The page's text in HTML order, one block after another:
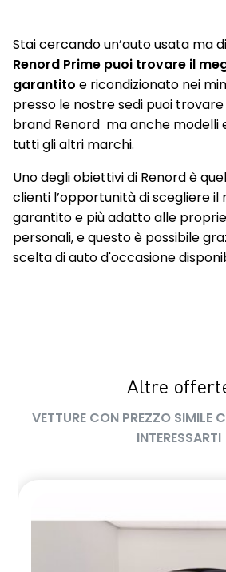
Shark antenna
Sistema elettronico di controllo alla
Sistema multimediale Easy Link 7"
Auto ed Apple CarPlay con
senza cavo (wireless)
Sistema multimediale Easy Link 7" con
compatibile con Android Auto ed
smartphone replication con e senza
Traffic Sign Recognition
Volante in TEP
Stai cercando un’auto usata ma
Renord Prime puoi trovare il
garantito e ricondizionato nei
presso le nostre sedi puoi
brand Renord ma anche modelli
tutti gli altri marchi.
Uno degli obiettivi di Renord è
clienti l’opportunità di scegliere il
garantito e più adatto alle
personali, e questo è possibile
scelta di auto d'occasione
Altre
VETTURE CON PREZZO SIMILE
INTERESSARTI